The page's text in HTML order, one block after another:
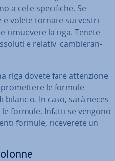
a celle spe­ci­fi­che. Se
e volete tornare sui vostri
rimuovere la riga. Tenete
e relativi cam­bie­ran­
riga dovete fare at­ten­zio­ne
le formule
bilancio. In caso, sarà ne­ces­
formule. Infatti se vengono
formule, ri­ce­ve­re­te un